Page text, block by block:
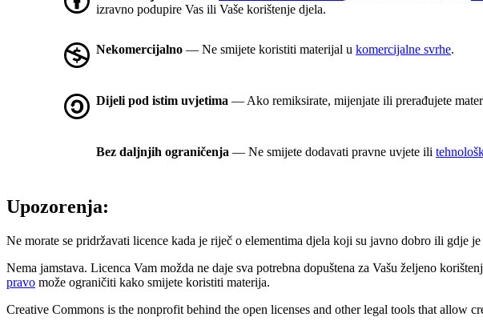
izravno podupire Vas ili Vaše korištenje djela.
Nekomercijalno — Ne smijete koristiti materijal u komercijalne svrhe.
Dijeli pod istim uvjetima — Ako remiksirate, mijenjate ili prerađujete
Bez daljnjih ograničenja — Ne smijete dodavati pravne uvjete ili
Upozorenja:
Ne morate se pridržavati licence kada je riječ o elementima djela koji su javno dobro ili gdje
Nema jamstava. Licenca Vam možda ne daje sva potrebna dopuštena za Vašu željeno
pravo može ograničiti kako smijete koristiti materija.
Creative Commons is the nonprofit behind the open licenses and other legal tools that allow